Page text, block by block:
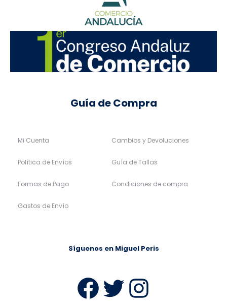
Guía de Compra
Mi Cuenta
Política de Envíos
Formas de Pago
Gastos de Envío
Cambios y Devoluciones
Guía de Tallas
Condiciones de compra
Síguenos en Miguel Peris
Facebook
Twitter